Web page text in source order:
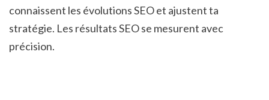
connaissent les évolutions SEO et ajustent ta
stratégie. Les résultats SEO se mesurent avec
précision.